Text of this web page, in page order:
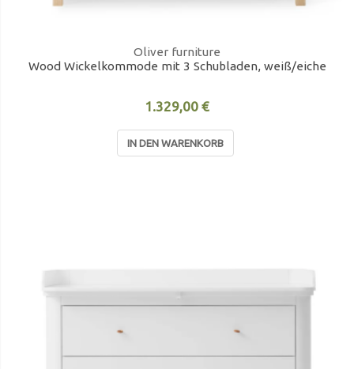
Oliver furniture
Wood Wickelkommode mit 3 Schubladen, weiß/eiche
1.329,00 €
IN DEN WARENKORB